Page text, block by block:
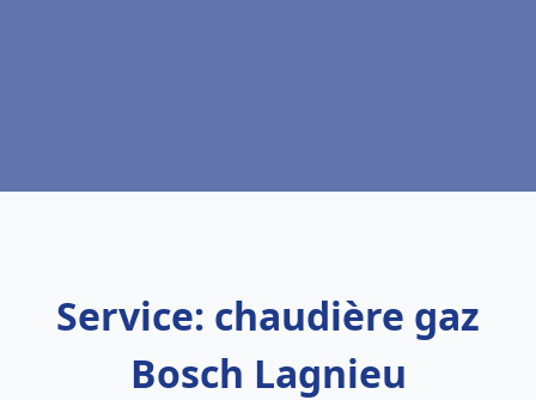
Service: chaudière gaz
Bosch Lagnieu